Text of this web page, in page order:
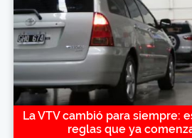
La VTV cambió para siempre:
reglas que ya